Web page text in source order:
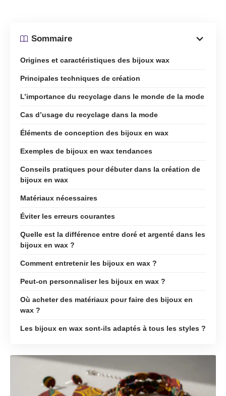
Sommaire
Origines et caractéristiques des bijoux wax
Principales techniques de création
L’importance du recyclage dans le monde de la mode
Cas d’usage du recyclage dans la mode
Éléments de conception des bijoux en wax
Exemples de bijoux en wax tendances
Conseils pratiques pour débuter dans la création de
bijoux en wax
Matériaux nécessaires
Éviter les erreurs courantes
Quelle est la différence entre doré et argenté dans les
bijoux en wax ?
Comment entretenir les bijoux en wax ?
Peut-on personnaliser les bijoux en wax ?
Où acheter des matériaux pour faire des bijoux en
wax ?
Les bijoux en wax sont-ils adaptés à tous les styles ?